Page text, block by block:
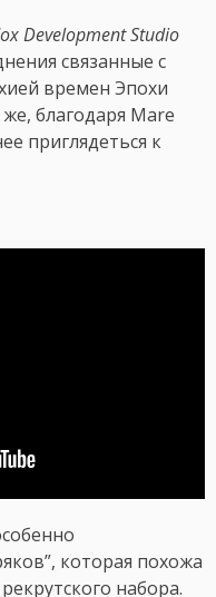
Development Studio
связанные с
времен Эпохи
благодаря Mare
приглядеться к
которая похожа
набора.